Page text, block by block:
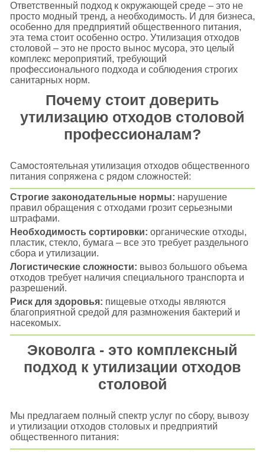
Ответственный подход к окружающей среде – это не
просто модный тренд, а необходимость. И для бизнеса,
особенно для предприятий общественного питания,
эта тема стоит особенно остро. Утилизация отходов
столовой – это не просто вынос мусора, это целый
комплекс мероприятий, требующий
профессионального подхода и соблюдения строгих
санитарных норм.
Почему стоит доверить
утилизацию отходов столовой
профессионалам?
Самостоятельная утилизация отходов общественного
питания сопряжена с рядом сложностей:
Строгие законодательные нормы: нарушение
правил обращения с отходами грозит серьезными
штрафами.
Необходимость сортировки: органические отходы,
пластик, стекло, бумага – все это требует раздельного
сбора и утилизации.
Логистические сложности: вывоз большого объема
отходов требует наличия специального транспорта и
разрешений.
Риск для здоровья: пищевые отходы являются
благоприятной средой для размножения бактерий и
насекомых.
Эковолга - это комплексный
подход к утилизации отходов
столовой
Мы предлагаем полный спектр услуг по сбору, вывозу
и утилизации отходов столовых и предприятий
общественного питания: